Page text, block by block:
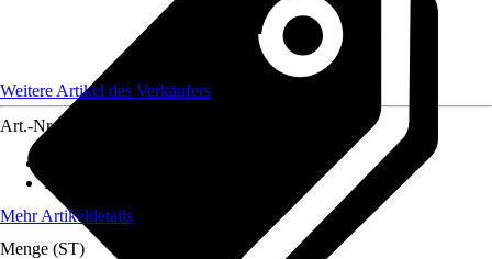
Weitere Artikel des Verkäufers
Art.-Nr.
Material
Mehr Artikeldetails
Menge (ST)